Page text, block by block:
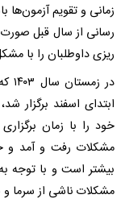
زمانی و تقویم آزمون‌ها
رسانی از سال قبل صورت
ریزی داوطلبان را با
در
ابتدای اسفند برگزار
خود را با زمان
مشکلات رفت و آمد و
بیشتر است و با توجه
مشکلات ناشی از سرما